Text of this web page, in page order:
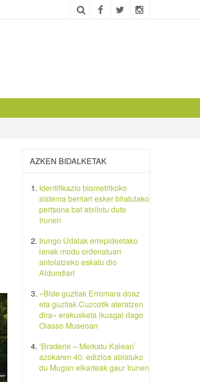
AZKEN BIDALKETAK
Identifikazio biometrikoko
sistema berriari esker bilatutako
pertsona bat atxilotu dute
Irunen
Irungo Udalak errepideetako
lanak modu ordenatuan
antolatzeko eskatu dio
Aldundiari
«Bide guztiak Erromara doaz
eta guztiak Cuzcotik ateratzen
dira» erakusketa ikusgai dago
Oiasso Museoan
‘Braderie – Merkatu Kalean’
azokaren 40. edizioa abiatuko
du Mugan elkarteak gaur Irunen